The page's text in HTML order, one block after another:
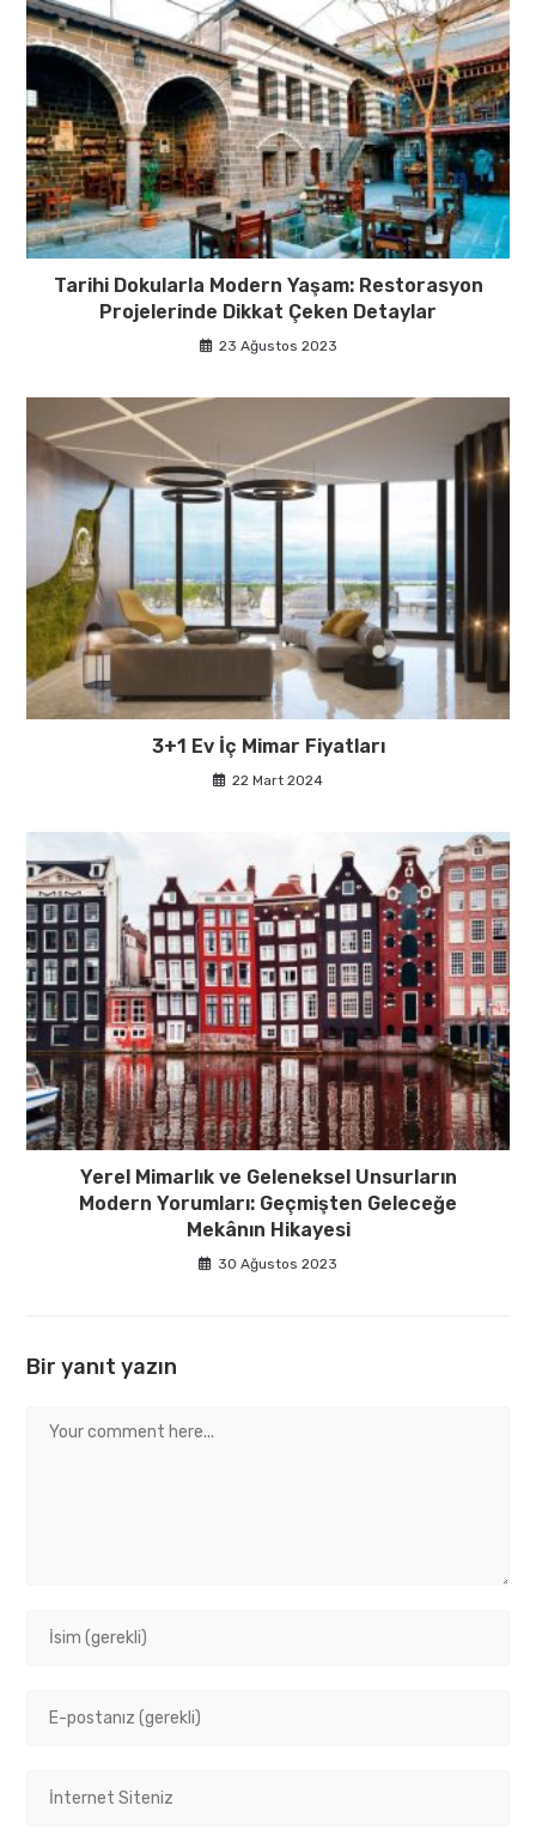
Tarihi Dokularla Modern Yaşam: Restorasyon
Projelerinde Dikkat Çeken Detaylar
23 Ağustos 2023
3+1 Ev İç Mimar Fiyatları
22 Mart 2024
Yerel Mimarlık ve Geleneksel Unsurların
Modern Yorumları: Geçmişten Geleceğe
Mekânın Hikayesi
30 Ağustos 2023
Bir yanıt yazın
Comment
comment
address